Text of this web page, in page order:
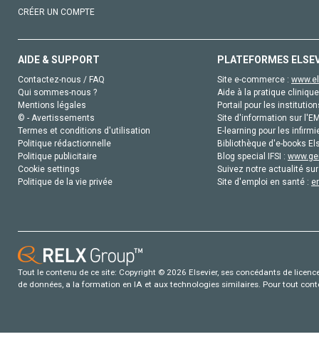
CRÉER UN COMPTE
AIDE & SUPPORT
Contactez-nous / FAQ
Qui sommes-nous ?
Mentions légales
© - Avertissements
Termes et conditions d'utilisation
Politique rédactionnelle
Politique publicitaire
Cookie settings
Politique de la vie privée
PLATEFORMES
Site e-commerce :
Aide à la pratique
Portail pour les
Site d'information sur
E-learning pour les
Bibliothèque d'e-books
Blog special IFSI :
Suivez notre actualité
Site d'emploi en santé :
Tout le contenu de ce site: Copyright © 2026 Elsevier, ses concédants de
de données, a la formation en IA et aux technologies similaires. Pour tout